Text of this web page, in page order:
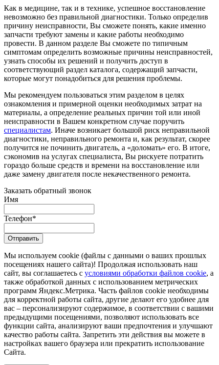
Как в медицине, так и в технике, успешное восстановление
невозможно без правильной диагностики. Только определив
причину неисправности, Вы сможете понять, какие именно
запчасти требуют замены и какие работы необходимо
провести. В данном разделе Вы сможете по типичным
симптомам определить возможные причины неисправностей,
узнать способы их решений и получить доступ в
соответствующий раздел каталога, содержащий запчасти,
которые могут понадобиться для решения проблемы.
Мы рекомендуем пользоваться этим разделом в целях
ознакомления и примерной оценки необходимых затрат на
материалы, а определение реальных причин той или иной
неисправности в Вашем конкретном случае поручить
специалистам. Иначе возникает большой риск неправильной
диагностики, неправильного ремонта и, как результат, скорее
получится не починить двигатель, а «доломать» его. В итоге,
сэкономив на услугах специалиста, Вы рискуете потратить
гораздо больше средств и времени на восстановление или
даже замену двигателя после некачественного ремонта.
Заказать обратный звонок
Имя
Телефон*
Отправить
Мы используем cookie (файлы с данными о ваших прошлых
посещениях нашего сайта)! Продолжая использовать наш
сайт, вы соглашаетесь с условиями обработки файлов cookie, а
также обработкой данных с использованием метрических
программ Яндекс.Метрика. Часть файлов cookie необходимы
для корректной работы сайта, другие делают его удобнее для
вас – персонализируют содержимое, в соответствии с вашими
предыдущими посещениями, позволяют использовать все
функции сайта, анализируют ваши предпочтения и улучшают
качество работы сайта. Запретить эти действия вы можете в
настройках вашего браузера или прекратить использование
Сайта.